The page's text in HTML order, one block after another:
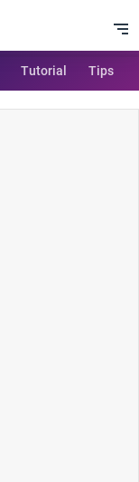
Tutorial Tips